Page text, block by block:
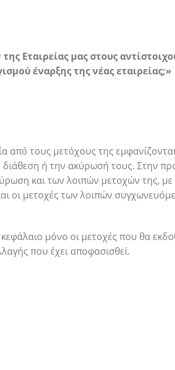
Εταιρείας μας στους
έναρξης της νέας εταιρείας;»
από τους μετόχους της
ή την ακύρωσή τους. Στην
και των λοιπών μετοχών της, με
οι μετοχές των λοιπών
μόνο οι μετοχές που θα
που έχει αποφασισθεί.